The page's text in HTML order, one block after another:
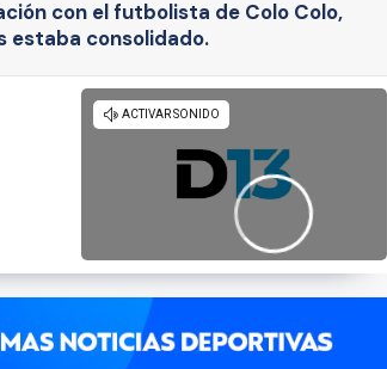
con el futbolista de Colo Colo,
estaba consolidado.